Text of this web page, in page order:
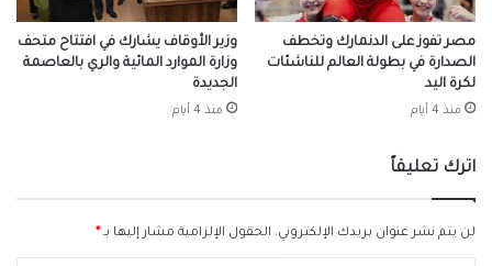
مصر تفوز على الدنمارك وتخطف
الصدارة في بطولة العالم للناشئات
لكرة اليد
منذ 4 أيام
وزير الأوقاف يشارك في افتتاح متحف
وزارة الموارد المائية والري بالعاصمة
الجديدة
منذ 4 أيام
اترك تعليقاً
لن يتم نشر عنوان بريدك الإلكتروني. الحقول الإلزامية مشار إليها بـ*